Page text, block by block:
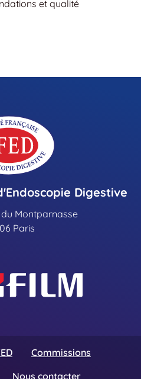
et qualité
Digestive
Montparnasse
Paris
Commissions
Nous contacter